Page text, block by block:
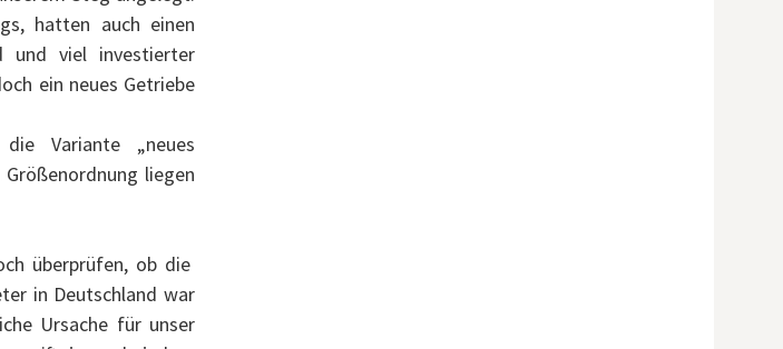
hatten auch einen
und viel investierter
ein neues Getriebe
Variante „neues
liegen
überprüfen, ob die
in Deutschland war
Ursache für unser